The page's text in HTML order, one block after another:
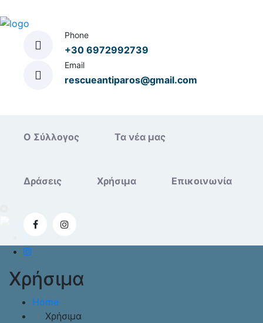
Phone
+30 6972992739
Email
rescueantiparos@gmail.com
Ο Σύλλογος Τα νέα μας
Δράσεις Χρήσιμα Επικοινωνία
Χρήσιμα
Home
Χρήσιμα